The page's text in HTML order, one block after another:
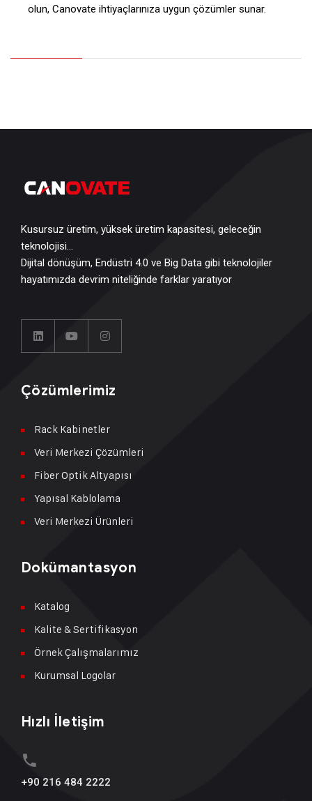
olun, Canovate ihtiyaçlarınıza uygun çözümler sunar.
Kusursuz üretim, yüksek üretim kapasitesi, geleceğin
teknolojisi…
Dijital dönüşüm, Endüstri 4.0 ve Big Data gibi teknolojiler
hayatımızda devrim niteliğinde farklar yaratıyor
Çözümlerimiz
Rack Kabinetler
Veri Merkezi Çözümleri
Fiber Optik Altyapısı
Yapısal Kablolama
Veri Merkezi Ürünleri
Dokümantasyon
Katalog
Kalite & Sertifikasyon
Örnek Çalışmalarımız
Kurumsal Logolar
Hızlı İletişim
+90 216 484 2222